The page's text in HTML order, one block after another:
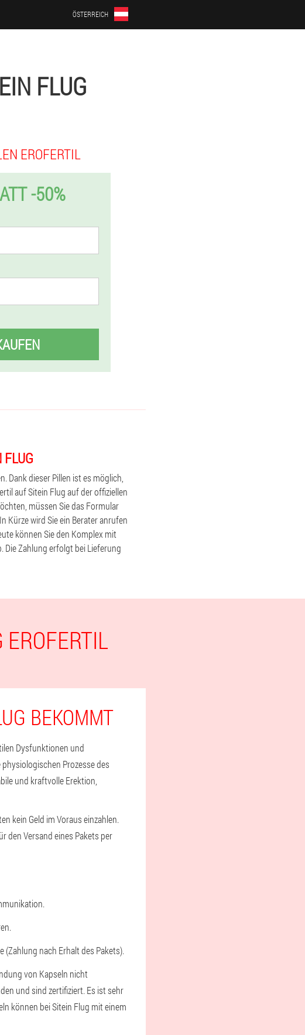
ÖSTERREICH
FLUG
EROFERTIL
-50%
Dank dieser Pillen ist es möglich,
auf Sitein Flug auf der offiziellen
müssen Sie das Formular
Kürze wird Sie ein Berater anrufen
können Sie den Komplex mit
Die Zahlung erfolgt bei Lieferung
BEKOMMT
Dysfunktionen und
Prozesse des
und kraftvolle Erektion,
kein Geld im Voraus einzahlen.
den Versand eines Pakets per
(Zahlung nach Erhalt des Pakets).
von Kapseln nicht
und sind zertifiziert. Es ist sehr
können bei Sitein Flug mit einem